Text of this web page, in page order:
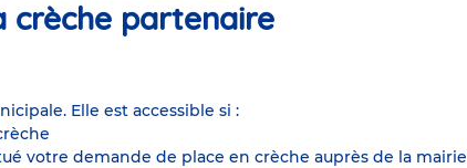
crèche partenaire
Elle est accessible si :
votre demande de place en crèche auprès de la mairie